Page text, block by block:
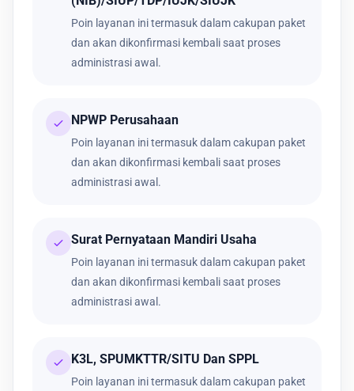
Poin layanan ini termasuk dalam cakupan paket
dan akan dikonfirmasi kembali saat proses
administrasi awal.
NPWP Perusahaan
Poin layanan ini termasuk dalam cakupan paket
dan akan dikonfirmasi kembali saat proses
administrasi awal.
Surat Pernyataan Mandiri Usaha
Poin layanan ini termasuk dalam cakupan paket
dan akan dikonfirmasi kembali saat proses
administrasi awal.
K3L, SPUMKTTR/SITU Dan SPPL
Poin layanan ini termasuk dalam cakupan paket